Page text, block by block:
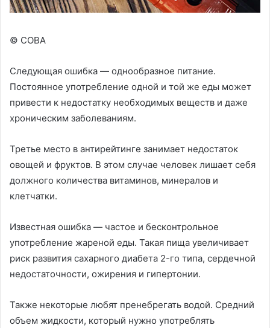
© СОВА
Следующая ошибка — однообразное питание.
Постоянное употребление одной и той же еды может
привести к недостатку необходимых веществ и даже
хроническим заболеваниям.
Третье место в антирейтинге занимает недостаток
овощей и фруктов. В этом случае человек лишает себя
должного количества витаминов, минералов и
клетчатки.
Известная ошибка — частое и бесконтрольное
употребление жареной еды. Такая пища увеличивает
риск развития сахарного диабета 2-го типа, сердечной
недостаточности, ожирения и гипертонии.
Также некоторые любят пренебрегать водой. Средний
объем жидкости, который нужно употреблять